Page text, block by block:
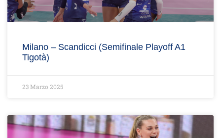
Milano – Scandicci (Semifinale Playoff A1
Tigotà)
23 Marzo 2025